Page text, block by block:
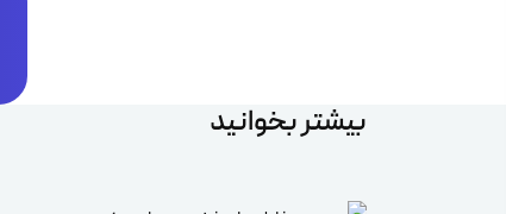
بیشتر بخوانید